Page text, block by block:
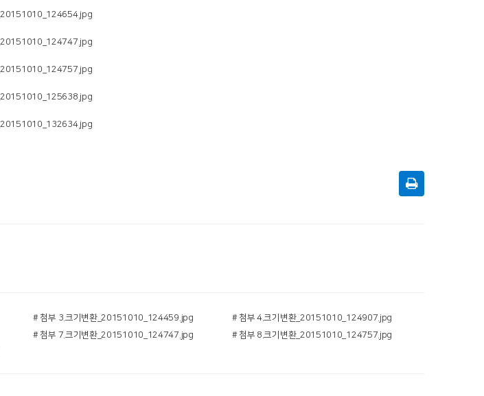
# 첨부 3.크기변환_20151010_124459.jpg
# 첨부 4.크기변환_20151010_124907.jpg
# 첨부 7.크기변환_20151010_124747.jpg
# 첨부 8.크기변환_20151010_124757.jpg